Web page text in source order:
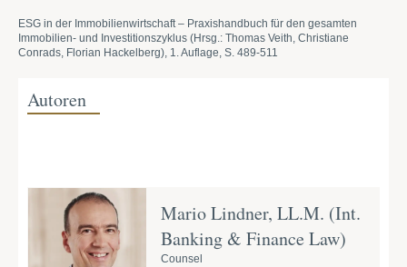
ESG in der Immobilienwirtschaft – Praxishandbuch für den gesamten
Immobilien- und Investitionszyklus (Hrsg.: Thomas Veith, Christiane
Conrads, Florian Hackelberg), 1. Auflage, S. 489-511
Autoren
Mario Lindner, LL.M. (Int.
Banking & Finance Law)
Counsel